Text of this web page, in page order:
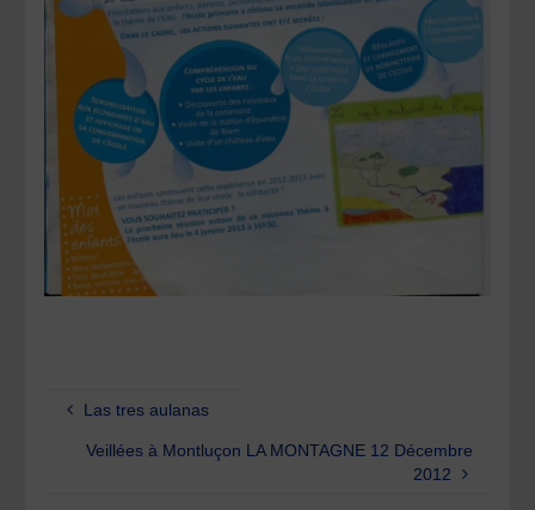
Las tres aulanas
Veillées à Montluçon LA MONTAGNE 12 Décembre
2012